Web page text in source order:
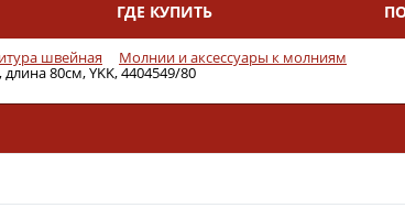
ГДЕ КУПИТЬ
швейная Молнии и аксессуары к молниям
80см, YKK, 4404549/80